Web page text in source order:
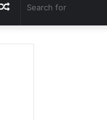
Random
Article